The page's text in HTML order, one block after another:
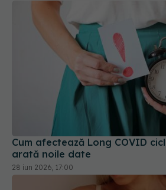
Cum afectează Long COVID
arată noile date
28 iun 2026, 17:00